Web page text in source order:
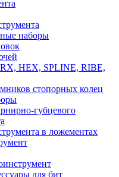
наборы
HEX, SPLINE, RIBE,
стопорных колец
губцевого
в ложементах
для бит